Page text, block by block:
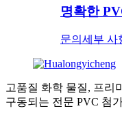
명확한
문의 세부 사
고품질 화학 물질, 프리
구동되는 전문 PVC 첨